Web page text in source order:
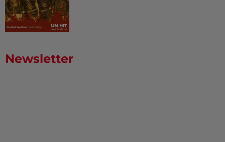
Newsletter